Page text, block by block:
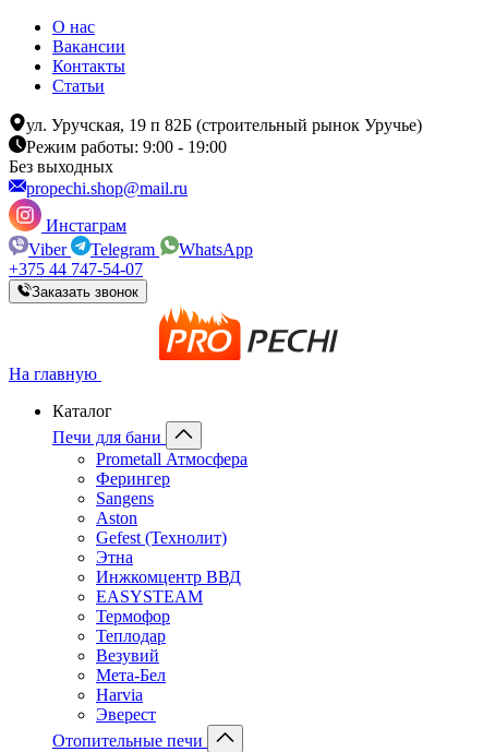
О нас
Вакансии
Контакты
Статьи
ул. Уручская, 19 п 82Б (строительный рынок Уручье)
Режим работы: 9:00 - 19:00
Без выходных
propechi.shop@mail.ru
Инстаграм
Viber
Telegram
WhatsApp
+375 44 747-54-07
Заказать звонок
На главную
Каталог
Печи для бани
Prometall Атмосфера
Ферингер
Sangens
Aston
Gefest (Технолит)
Этна
Инжкомцентр ВВД
EASYSTEAM
Термофор
Теплодар
Везувий
Мета-Бел
Harvia
Эверест
Отопительные печи